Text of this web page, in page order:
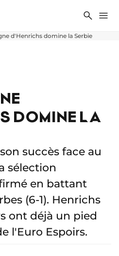
d'Henrichs domine la Serbie
DOMINE LA
succès face au
sélection
en battant
(6-1). Henrichs
ont déjà un pied
l'Euro Espoirs.